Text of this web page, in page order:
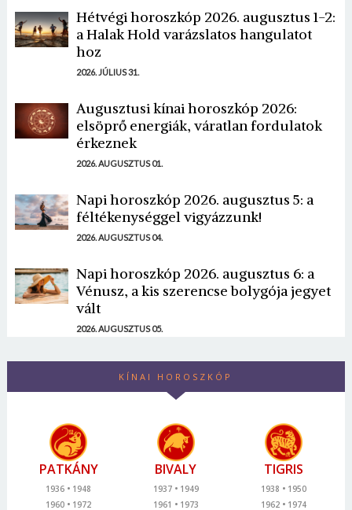
Hétvégi horoszkóp 2026. augusztus 1-2:
a Halak Hold varázslatos hangulatot
hoz
2026. JÚLIUS 31.
Augusztusi kínai horoszkóp 2026:
elsöprő energiák, váratlan fordulatok
érkeznek
2026. AUGUSZTUS 01.
Napi horoszkóp 2026. augusztus 5: a
féltékenységgel vigyázzunk!
2026. AUGUSZTUS 04.
Napi horoszkóp 2026. augusztus 6: a
Vénusz, a kis szerencse bolygója jegyet
vált
2026. AUGUSZTUS 05.
KÍNAI HOROSZKÓP
PATKÁNY
1936
1948
1960
1972
BIVALY
1937
1949
1961
1973
TIGRIS
1938
1950
1962
1974